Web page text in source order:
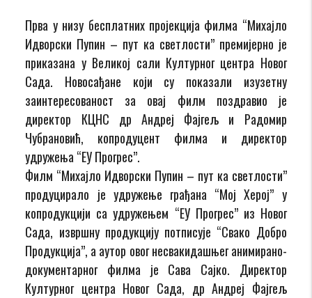
Прва у низу бесплатних пројекција филма “Михајло
Идворски Пупин – пут ка светлости” премијерно је
приказана у Великој сали Културног центра Новог
Сада. Новосађане који су показали изузетну
заинтересованост за овај филм поздравио је
директор КЦНС др Андреј Фајгељ и Радомир
Чубрановић, копродуцент филма и директор
удружења “ЕУ Прогрес”.
Филм “Михајло Идворски Пупин – пут ка светлости”
продуцирало је удружење грађана “Мој Херој” у
копродукцији са удружењем “ЕУ Прогрес” из Новог
Сада, извршну продукцију потписује “Свако Добро
Продукција”, а аутор овог несвакидашњег анимирано-
документарног филма је Сава Сајко. Директор
Културног центра Новог Сада, др Андреј Фајгељ